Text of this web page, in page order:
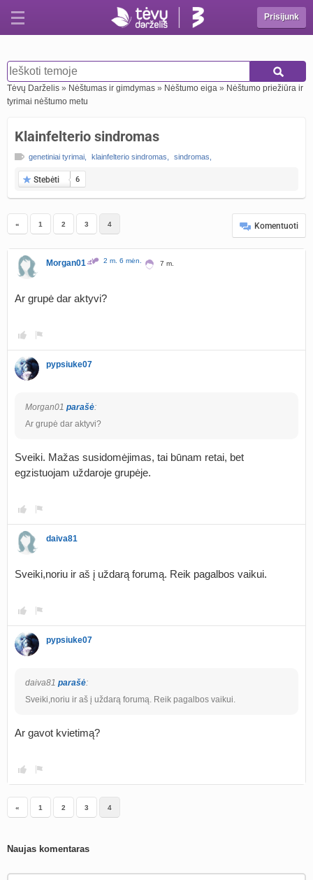
Prisijunk
Tėvų Darželis » Nėštumas ir gimdymas » Nėštumo eiga » Nėštumo priežiūra ir
tyrimai nėštumo metu
Klainfelterio sindromas
genetiniai tyrimai klainfelterio sindromas sindromas
Stebėti 6
« 1 2 3 4 Komentuoti
Morgan01 2 m. 6 mėn. 7 m.
Ar grupė dar aktyvi?
pypsiuke07
Morgan01 parašė:
Ar grupė dar aktyvi?
Sveiki. Mažas susidomėjimas, tai būnam retai, bet
egzistuojam uždaroje grupėje.
daiva81
Sveiki,noriu ir aš į uždarą forumą. Reik pagalbos vaikui.
pypsiuke07
daiva81 parašė:
Sveiki,noriu ir aš į uždarą forumą. Reik pagalbos vaikui.
Ar gavot kvietimą?
« 1 2 3 4
Naujas komentaras